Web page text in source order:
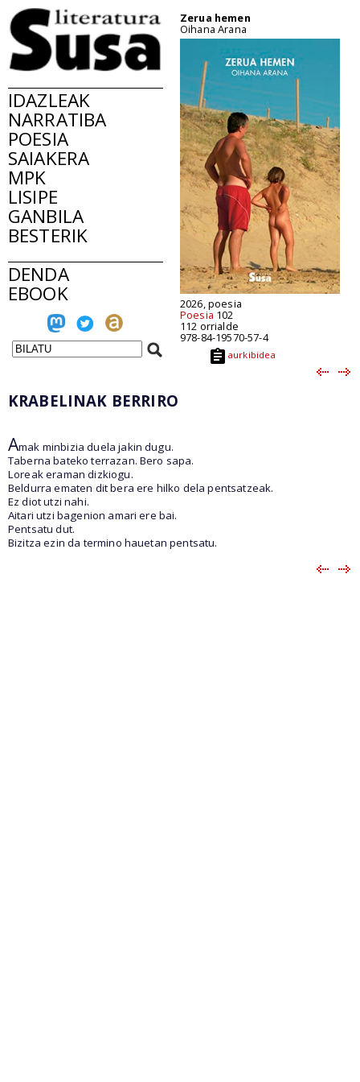
IDAZLEAK
NARRATIBA
POESIA
SAIAKERA
MPK
LISIPE
GANBILA
BESTERIK
DENDA
EBOOK
Zerua hemen
Oihana Arana
2026, poesia
Poesia 102
112 orrialde
978-84-19570-57-4
aurkibidea
KRABELINAK BERRIRO
Amak minbizia duela jakin dugu.
Taberna bateko terrazan. Bero sapa.
Loreak eraman dizkiogu.
Beldurra ematen dit bera ere hilko dela pentsatzeak.
Ez diot utzi nahi.
Aitari utzi bagenion amari ere bai.
Pentsatu dut.
Bizitza ezin da termino hauetan pentsatu.